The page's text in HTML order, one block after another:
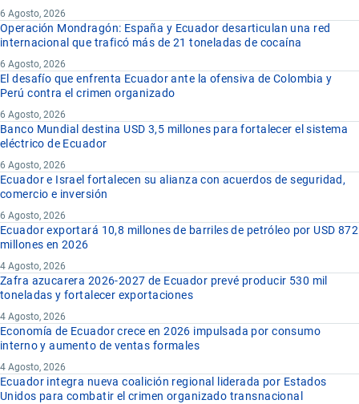
6 Agosto, 2026
Operación Mondragón: España y Ecuador desarticulan una red
internacional que traficó más de 21 toneladas de cocaína
6 Agosto, 2026
El desafío que enfrenta Ecuador ante la ofensiva de Colombia y
Perú contra el crimen organizado
6 Agosto, 2026
Banco Mundial destina USD 3,5 millones para fortalecer el sistema
eléctrico de Ecuador
6 Agosto, 2026
Ecuador e Israel fortalecen su alianza con acuerdos de seguridad,
comercio e inversión
6 Agosto, 2026
Ecuador exportará 10,8 millones de barriles de petróleo por USD 872
millones en 2026
4 Agosto, 2026
Zafra azucarera 2026-2027 de Ecuador prevé producir 530 mil
toneladas y fortalecer exportaciones
4 Agosto, 2026
Economía de Ecuador crece en 2026 impulsada por consumo
interno y aumento de ventas formales
4 Agosto, 2026
Ecuador integra nueva coalición regional liderada por Estados
Unidos para combatir el crimen organizado transnacional